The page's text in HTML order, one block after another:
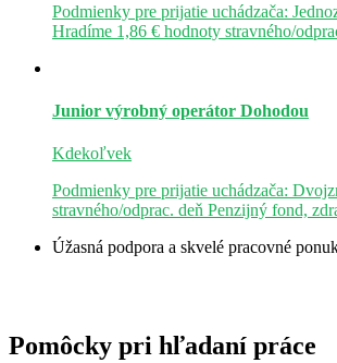
Podmienky pre prijatie uchádzača:
Hradíme 1,86 € hodnoty stravného/
Junior výrobný operátor Dohodou
Kdekoľvek
Podmienky pre prijatie uchádzača:
stravného/odprac. deň Penzijný fond,
Úžasná podpora a skvelé pracovné
Pomôcky pri hľadaní práce